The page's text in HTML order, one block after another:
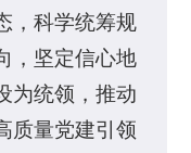
，科学统筹规
，坚定信心地
为统领，推动
质量党建引领